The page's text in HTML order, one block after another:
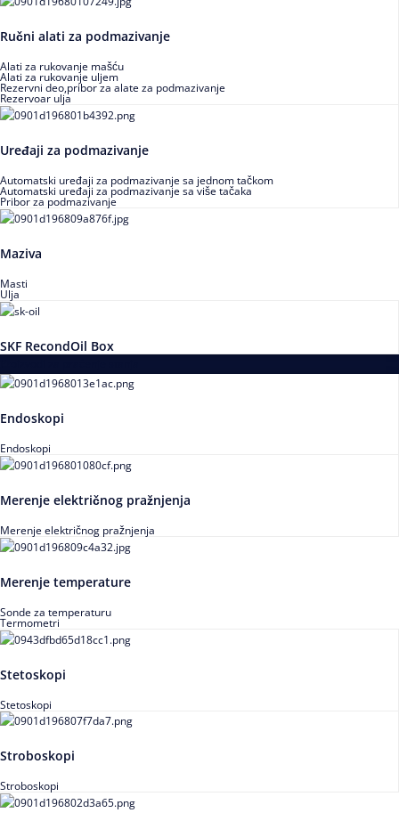
Ručni alati za podmazivanje
Alati za rukovanje mašću
Alati za rukovanje uljem
Rezervni deo,pribor za alate za podmazivanje
Rezervoar ulja
Uređaji za podmazivanje
Automatski uređaji za podmazivanje sa jednom tačkom
Automatski uređaji za podmazivanje sa više tačaka
Pribor za podmazivanje
Maziva
Masti
Ulja
SKF RecondOil Box
Endoskopi
Endoskopi
Merenje električnog pražnjenja
Merenje električnog pražnjenja
Merenje temperature
Sonde za temperaturu
Termometri
Stetoskopi
Stetoskopi
Stroboskopi
Stroboskopi